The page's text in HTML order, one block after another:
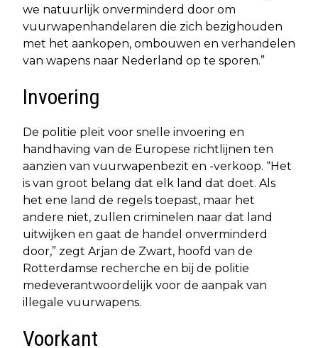
we natuurlijk onverminderd door om
vuurwapenhandelaren die zich bezighouden
met het aankopen, ombouwen en verhandelen
van wapens naar Nederland op te sporen.”
Invoering
De politie pleit voor snelle invoering en
handhaving van de Europese richtlijnen ten
aanzien van vuurwapenbezit en -verkoop. “Het
is van groot belang dat elk land dat doet. Als
het ene land de regels toepast, maar het
andere niet, zullen criminelen naar dat land
uitwijken en gaat de handel onverminderd
door,” zegt Arjan de Zwart, hoofd van de
Rotterdamse recherche en bij de politie
medeverantwoordelijk voor de aanpak van
illegale vuurwapens.
Voorkant